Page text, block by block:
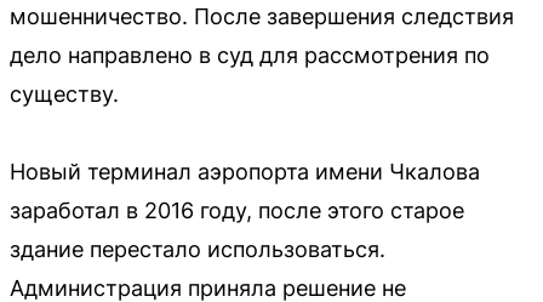
мошенничество. После завершения следствия
дело направлено в суд для рассмотрения по
существу.
Новый терминал аэропорта имени Чкалова
заработал в 2016 году, после этого старое
здание перестало использоваться.
Администрация приняла решение не